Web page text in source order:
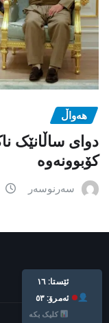
هەواڵ
دوای ساڵانێک
کۆبوونەوە
سەرنوسەر
ئێستا: ١٦
ئه‌مرۆ: ٥٣
کلیک بکە